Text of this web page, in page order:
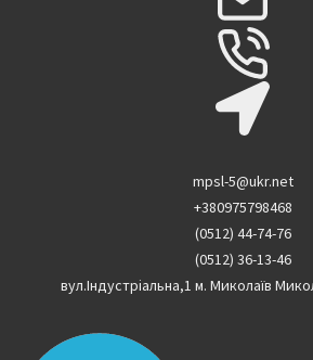
mpsl-5@ukr.net
+380975798468
(0512) 44-74-76
(0512) 36-13-46
вул.Індустріальна,1 м. Миколаїв